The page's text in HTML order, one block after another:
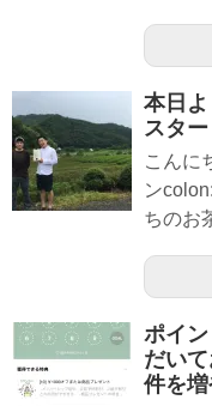
本日
スタ
こんに
ン
ちのお
ポイ
だい
件を